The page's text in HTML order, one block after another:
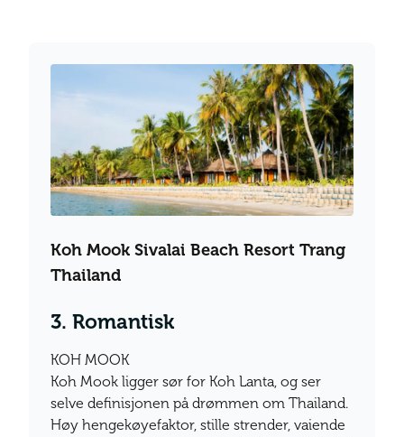
Koh Mook Sivalai Beach Resort Trang
Thailand
3. Romantisk
KOH MOOK
Koh Mook ligger sør for Koh Lanta, og ser
selve definisjonen på drømmen om Thailand.
Høy hengekøyefaktor, stille strender, vaiende